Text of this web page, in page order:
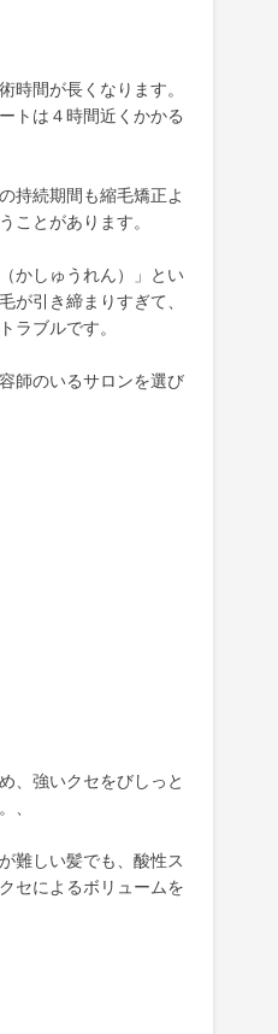
時間が長くなります。
トは４時間近くかかる
持続期間も縮毛矯正よ
ことがあります。
かしゅうれん）」とい
が引き締まりすぎて、
ラブルです。
師のいるサロンを選び
、強いクセをびしっと
、
難しい髪でも、酸性ス
セによるボリュームを